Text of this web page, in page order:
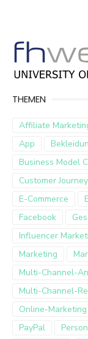
THEMEN
Affiliate
App
Business Model
Customer Journey
E-Commerce
Facebook
Influencer
Marketing
Multi-Channel-
Multi-Channel-
Online-Marketing
PayPal